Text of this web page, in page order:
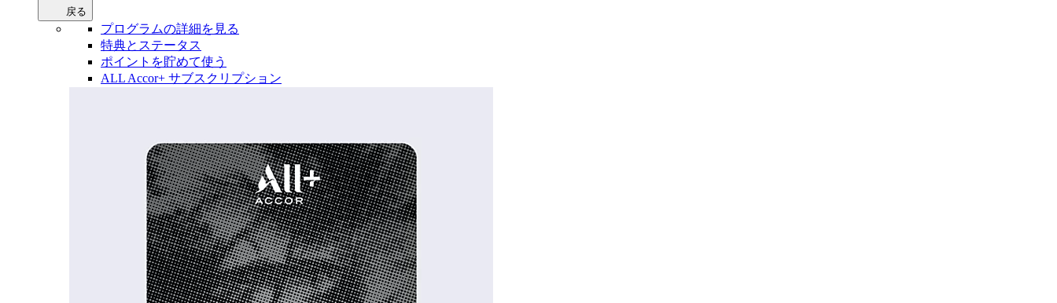
戻る
プログラムの詳細を見る
特典とステータス
ポイントを貯めて使う
ALL Accor+ サブスクリプション